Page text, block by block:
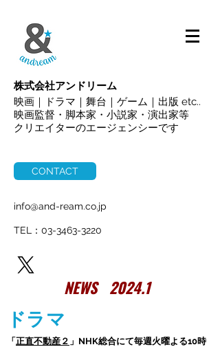
株式会社アンドリーム
映画｜ドラマ｜舞台｜ゲーム｜出版 etc..
映画監督・脚本家・小説家・演出家等
クリエイターのエージェンシーです
CONTACT
info@and-ream.co.jp
TEL：03-3463-3220
NEWS 2024.1
ドラマ
「 正直不動産２ 」NHK総合にて毎週火曜よる10時